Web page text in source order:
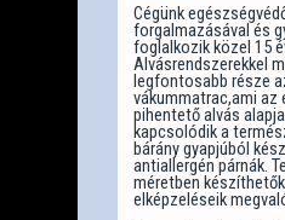
Cégünk
forgalmazásával és
foglalkozik közel 15
Alvásrendszerekkel
legfontosabb része
vákummatrac,ami az
pihentető alvás
kapcsolódik a
bárány gyapjúból
antiallergén párnák.
méretben
elképzeléseik